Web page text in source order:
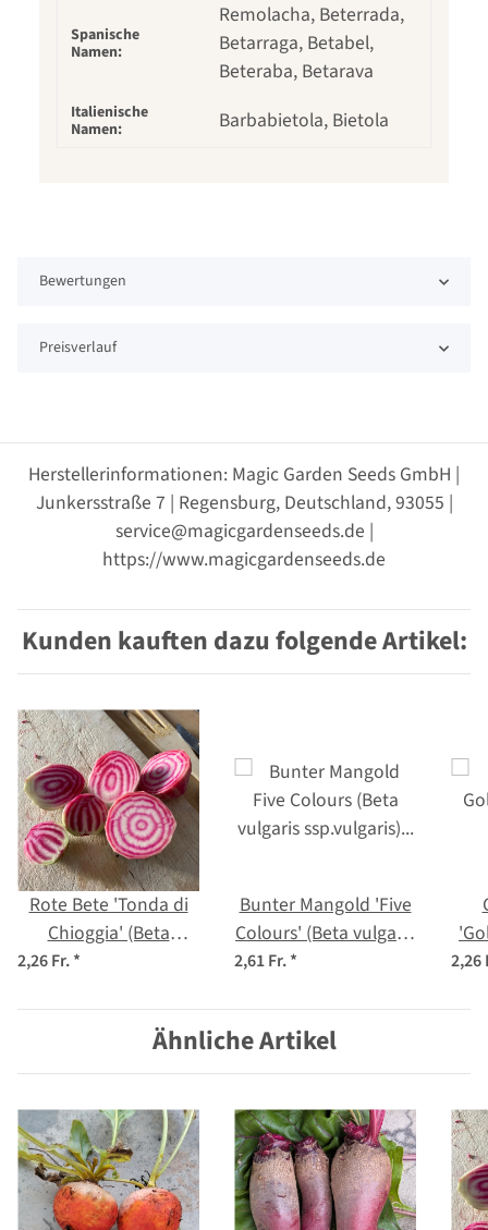
Spanische
Namen:
Remolacha, Beterrada,
Betarraga, Betabel,
Beteraba, Betarava
Italienische
Namen:
Barbabietola, Bietola
Bewertungen
Preisverlauf
Herstellerinformationen: Magic Garden Seeds GmbH |
Junkersstraße 7 | Regensburg, Deutschland, 93055 |
service@magicgardenseeds.de |
https://www.magicgardenseeds.de
Kunden kauften dazu folgende Artikel:
Rote Bete 'Tonda di
Chioggia' (Beta
vulgaris) Bio Saatgut
2,26 Fr.*
Bunter Mangold 'Five
Colours' (Beta vulgaris
ssp.vulgaris) Bio
2,61 Fr.* 2,26
Ähnliche Artikel